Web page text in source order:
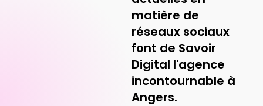
matière de
réseaux sociaux
font de Savoir
Digital l'agence
incontournable à
Angers.